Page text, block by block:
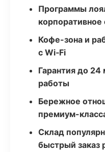
Программы
Кофе-зона и
с Wi‑Fi
Гарантия до 24
работы
Бережное
премиум-
Склад
быстрый заказ